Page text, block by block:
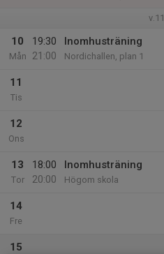
v.11
10
Mån
19:30
21:00
Inomhusträning
Nordichallen, plan 1
11
Tis
12
Ons
13
Tor
18:00
20:00
Inomhusträning
Högom skola
14
Fre
15